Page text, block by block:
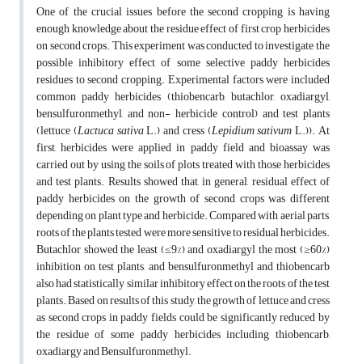
One of the crucial issues before the second cropping is having
enough knowledge about the residue effect of first crop herbicides
on second crops. This experiment was conducted to investigate the
possible inhibitory effect of some selective paddy herbicides
residues to second cropping. Experimental factors were included
common paddy herbicides (thiobencarb, butachlor, oxadiargyl,
bensulfuronmethyl, and non- herbicide control) and test plants
(lettuce (LactucasativaL.) and cress (LepidiumsativumL.)). At
first, herbicides were applied in paddy field and bioassay was
carried out by using the soils of plots treated with those herbicides
and test plants. Results showed that, in general, residual effect of
paddy herbicides on the growth of second crops was different
depending on plant type and herbicide. Compared with aerial parts,
roots of the plants tested were more sensitive to residual herbicides.
Butachlor showed the least (≤9%) and oxadiargyl the most (≥60%)
inhibition on test plants, and bensulfuronmethyl and thiobencarb
also had statistically similar inhibitory effect on the roots of the test
plants. Based on results of this study, the growth of lettuce and cress
as second crops in paddy fields could be significantly reduced by
the residue of some paddy herbicides including thiobencarb,
oxadiargy and Bensulfuronmethyl.